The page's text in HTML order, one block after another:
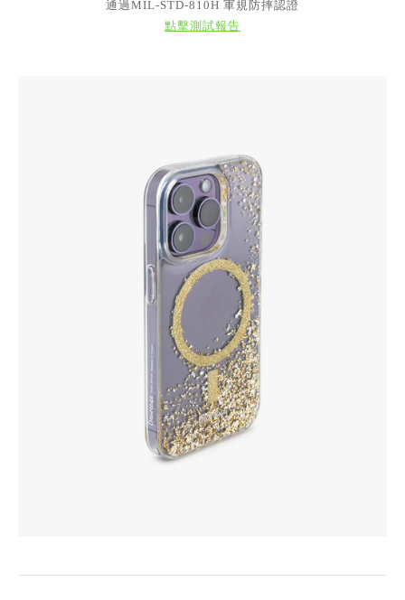
通過MIL-STD-810H 軍規防摔認證
點擊測試報告